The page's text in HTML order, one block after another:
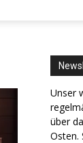
Unser
über
Osten.